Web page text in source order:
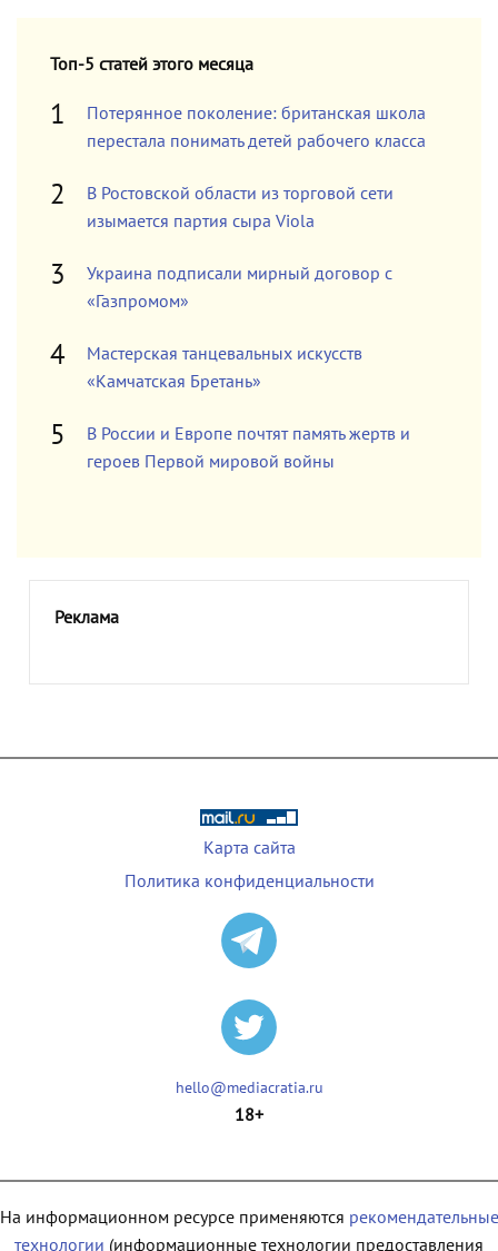
Топ-5 статей этого месяца
Потерянное поколение: британская школа
перестала понимать детей рабочего класса
В Ростовской области из торговой сети
изымается партия сыра Viola
Украина подписали мирный договор с
«Газпромом»
Мастерская танцевальных искусств
«Камчатская Бретань»
В России и Европе почтят память жертв и
героев Первой мировой войны
Реклама
Карта сайта
Политика конфиденциальности
hello@mediacratia.ru
18+
На информационном ресурсе применяются рекомендательные
технологии (информационные технологии предоставления